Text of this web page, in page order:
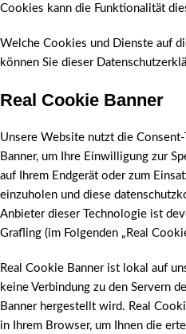
Cookies kann die Funktionalität
Welche Cookies und Dienste auf
können Sie dieser
Real Cookie Banner
Unsere Website nutzt die
Banner, um Ihre Einwilligung zur
auf Ihrem Endgerät oder zum
einzuholen und diese
Anbieter dieser Technologie ist
Grafling (im Folgenden „Real
Real Cookie Banner ist lokal auf
keine Verbindung zu den Servern
Banner hergestellt wird. Real
in Ihrem Browser, um Ihnen die